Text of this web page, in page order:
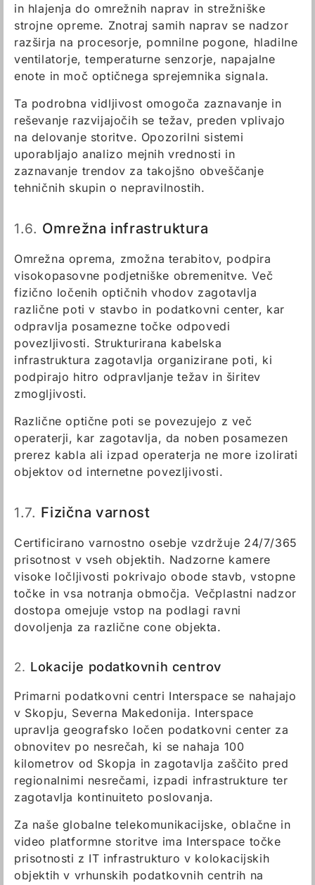
in hlajenja do omrežnih naprav in strežniške
strojne opreme. Znotraj samih naprav se nadzor
razširja na procesorje, pomnilne pogone, hladilne
ventilatorje, temperaturne senzorje, napajalne
enote in moč optičnega sprejemnika signala.
Ta podrobna vidljivost omogoča zaznavanje in
reševanje razvijajočih se težav, preden vplivajo
na delovanje storitve. Opozorilni sistemi
uporabljajo analizo mejnih vrednosti in
zaznavanje trendov za takojšno obveščanje
tehničnih skupin o nepravilnostih.
1.6. Omrežna infrastruktura
Omrežna oprema, zmožna terabitov, podpira
visokopasovne podjetniške obremenitve. Več
fizično ločenih optičnih vhodov zagotavlja
različne poti v stavbo in podatkovni center, kar
odpravlja posamezne točke odpovedi
povezljivosti. Strukturirana kabelska
infrastruktura zagotavlja organizirane poti, ki
podpirajo hitro odpravljanje težav in širitev
zmogljivosti.
Različne optične poti se povezujejo z več
operaterji, kar zagotavlja, da noben posamezen
prerez kabla ali izpad operaterja ne more izolirati
objektov od internetne povezljivosti.
1.7. Fizična varnost
Certificirano varnostno osebje vzdržuje 24/7/365
prisotnost v vseh objektih. Nadzorne kamere
visoke ločljivosti pokrivajo obode stavb, vstopne
točke in vsa notranja območja. Večplastni nadzor
dostopa omejuje vstop na podlagi ravni
dovoljenja za različne cone objekta.
2. Lokacije podatkovnih centrov
Primarni podatkovni centri Interspace se nahajajo
v Skopju, Severna Makedonija. Interspace
upravlja geografsko ločen podatkovni center za
obnovitev po nesrečah, ki se nahaja 100
kilometrov od Skopja in zagotavlja zaščito pred
regionalnimi nesrečami, izpadi infrastrukture ter
zagotavlja kontinuiteto poslovanja.
Za naše globalne telekomunikacijske, oblačne in
video platformne storitve ima Interspace točke
prisotnosti z IT infrastrukturo v kolokacijskih
objektih v vrhunskih podatkovnih centrih na